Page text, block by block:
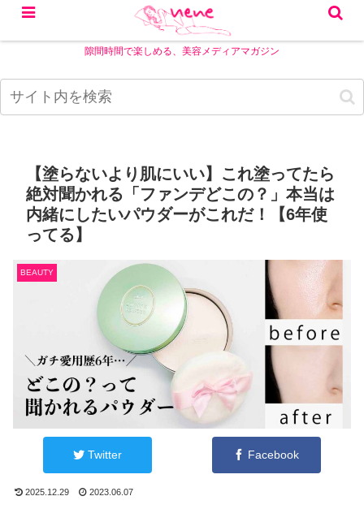
隙間時間で楽しめる、美容メディアマガジン
【塗らないより肌にいい】これ塗ってたら
絶対聞かれる「ファンデどこの？」本当は
内緒にしたいパウダーがこれだ！【6年使
ってる】
BEAUTY
Twitter Facebook
2025.12.29 2023.06.07